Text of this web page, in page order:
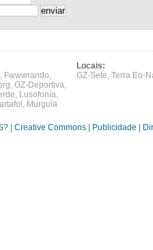
, Fwwwrando,
, GZ-Deportiva,
, Lusofonía,
, Murguía
Locais:
GZ-Sete, Terra Eo-
Creative Commons Publicidade